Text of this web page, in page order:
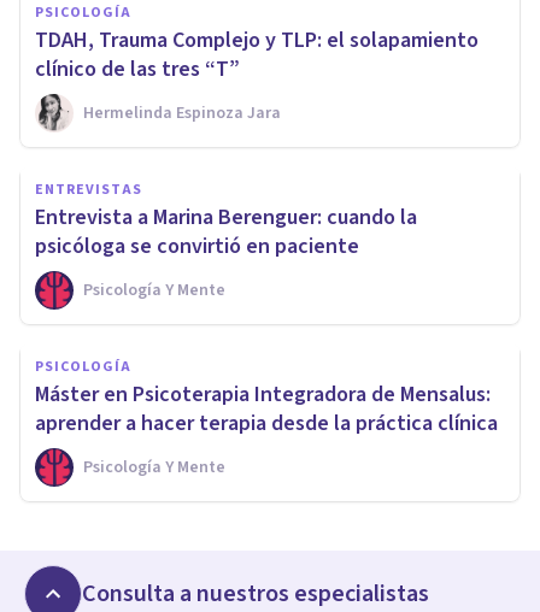
PSICOLOGÍA
TDAH, Trauma Complejo y TLP: el solapamiento
clínico de las tres “T”
Hermelinda Espinoza Jara
ENTREVISTAS
Entrevista a Marina Berenguer: cuando la
psicóloga se convirtió en paciente
Psicología Y Mente
PSICOLOGÍA
Máster en Psicoterapia Integradora de Mensalus:
aprender a hacer terapia desde la práctica clínica
Psicología Y Mente
Consulta a nuestros especialistas